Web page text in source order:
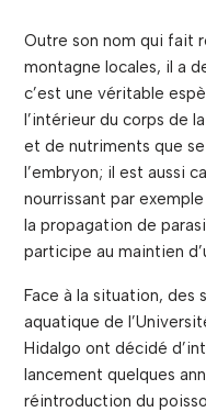
Outre son nom qui fait
montagne locales, il a
c’est une véritable
l’intérieur du corps de
et de nutriments que
l’embryon; il est aussi
nourrissant par
la propagation de
participe au maintien
Face à la situation, des
aquatique de
Hidalgo ont décidé
lancement quelques
réintroduction du